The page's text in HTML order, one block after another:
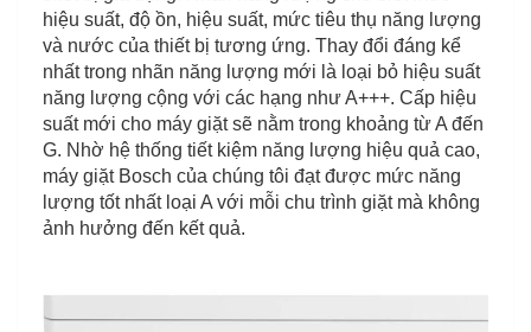
hiệu suất, độ ồn, hiệu suất, mức tiêu thụ năng lượng
và nước của thiết bị tương ứng. Thay đổi đáng kể
nhất trong nhãn năng lượng mới là loại bỏ hiệu suất
năng lượng cộng với các hạng như A+++. Cấp hiệu
suất mới cho máy giặt sẽ nằm trong khoảng từ A đến
G. Nhờ hệ thống tiết kiệm năng lượng hiệu quả cao,
máy giặt Bosch của chúng tôi đạt được mức năng
lượng tốt nhất loại A với mỗi chu trình giặt mà không
ảnh hưởng đến kết quả.